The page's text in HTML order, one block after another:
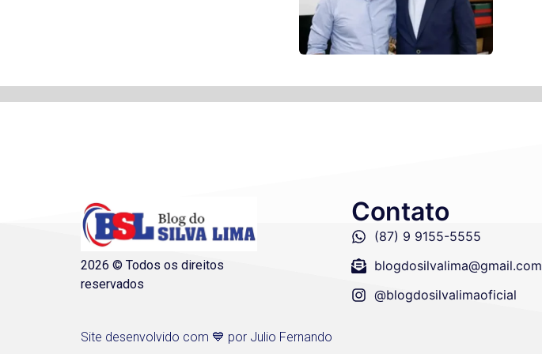
2026 © Todos os direitos
reservados
Contato
(87) 9 9155-5555
blogdosilvalima@gmail.com
@blogdosilvalimaoficial
Site desenvolvido com 💙 por Julio Fernando